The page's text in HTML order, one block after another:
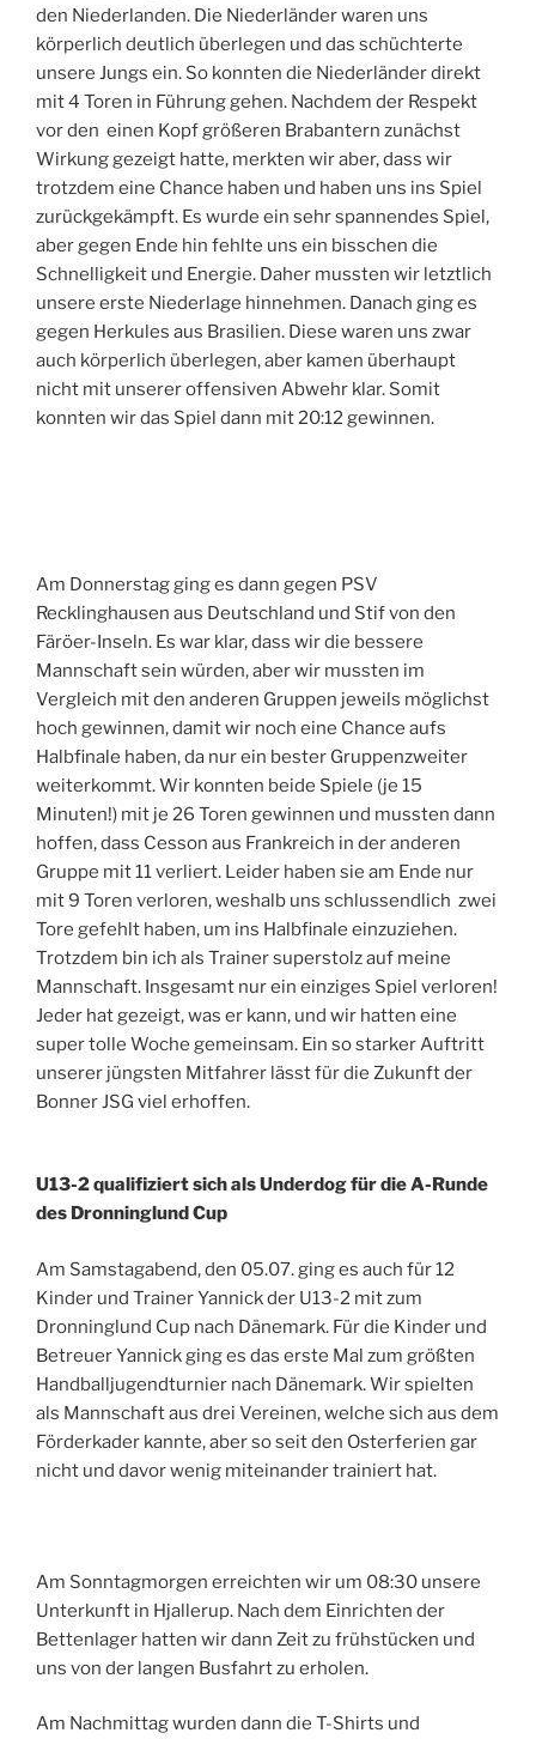
den Niederlanden. Die Niederländer waren uns
körperlich deutlich überlegen und das schüchterte
unsere Jungs ein. So konnten die Niederländer direkt
mit 4 Toren in Führung gehen. Nachdem der Respekt
vor den einen Kopf größeren Brabantern zunächst
Wirkung gezeigt hatte, merkten wir aber, dass wir
trotzdem eine Chance haben und haben uns ins Spiel
zurückgekämpft. Es wurde ein sehr spannendes Spiel,
aber gegen Ende hin fehlte uns ein bisschen die
Schnelligkeit und Energie. Daher mussten wir letztlich
unsere erste Niederlage hinnehmen. Danach ging es
gegen Herkules aus Brasilien. Diese waren uns zwar
auch körperlich überlegen, aber kamen überhaupt
nicht mit unserer offensiven Abwehr klar. Somit
konnten wir das Spiel dann mit 20:12 gewinnen.
Am Donnerstag ging es dann gegen PSV
Recklinghausen aus Deutschland und Stif von den
Färöer-Inseln. Es war klar, dass wir die bessere
Mannschaft sein würden, aber wir mussten im
Vergleich mit den anderen Gruppen jeweils möglichst
hoch gewinnen, damit wir noch eine Chance aufs
Halbfinale haben, da nur ein bester Gruppenzweiter
weiterkommt. Wir konnten beide Spiele (je 15
Minuten!) mit je 26 Toren gewinnen und mussten dann
hoffen, dass Cesson aus Frankreich in der anderen
Gruppe mit 11 verliert. Leider haben sie am Ende nur
mit 9 Toren verloren, weshalb uns schlussendlich zwei
Tore gefehlt haben, um ins Halbfinale einzuziehen.
Trotzdem bin ich als Trainer superstolz auf meine
Mannschaft. Insgesamt nur ein einziges Spiel verloren!
Jeder hat gezeigt, was er kann, und wir hatten eine
super tolle Woche gemeinsam. Ein so starker Auftritt
unserer jüngsten Mitfahrer lässt für die Zukunft der
Bonner JSG viel erhoffen.
U13-2 qualifiziert sich als Underdog für die A-Runde
des Dronninglund Cup
Am Samstagabend, den 05.07. ging es auch für 12
Kinder und Trainer Yannick der U13-2 mit zum
Dronninglund Cup nach Dänemark. Für die Kinder und
Betreuer Yannick ging es das erste Mal zum größten
Handballjugendturnier nach Dänemark. Wir spielten
als Mannschaft aus drei Vereinen, welche sich aus dem
Förderkader kannte, aber so seit den Osterferien gar
nicht und davor wenig miteinander trainiert hat.
Am Sonntagmorgen erreichten wir um 08:30 unsere
Unterkunft in Hjallerup. Nach dem Einrichten der
Bettenlager hatten wir dann Zeit zu frühstücken und
uns von der langen Busfahrt zu erholen.
Am Nachmittag wurden dann die T-Shirts und